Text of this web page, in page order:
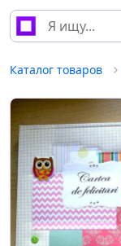
Каталог товаров